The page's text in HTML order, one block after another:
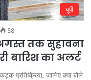
यूपी
58
अगस्त तक सुहावना
बारिश का अलर्ट
कड़क प्रतिक्रिया, जानिए क्या बोले